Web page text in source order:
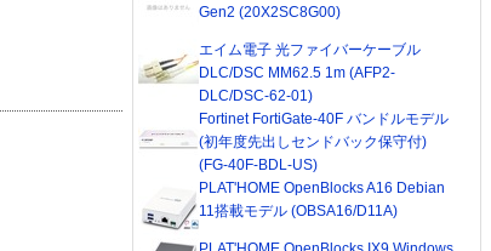
Gen2 (20X2SC8G00)
エイム電子 光ファイバーケーブル
DLC/DSC MM62.5 1m (AFP2-
DLC/DSC-62-01)
Fortinet FortiGate-40F バンドルモデル
(初年度先出しセンドバック保守付)
(FG-40F-BDL-US)
PLAT'HOME OpenBlocks A16 Debian
11搭載モデル (OBSA16/D11A)